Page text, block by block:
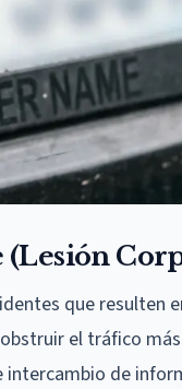
(Lesión
que resulten
el tráfico
de